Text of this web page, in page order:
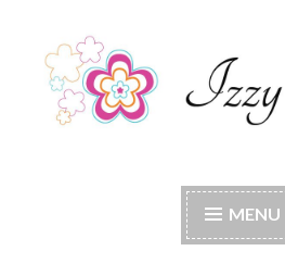
Accéder
au
contenu
principal
Izzy Scrap
MENU